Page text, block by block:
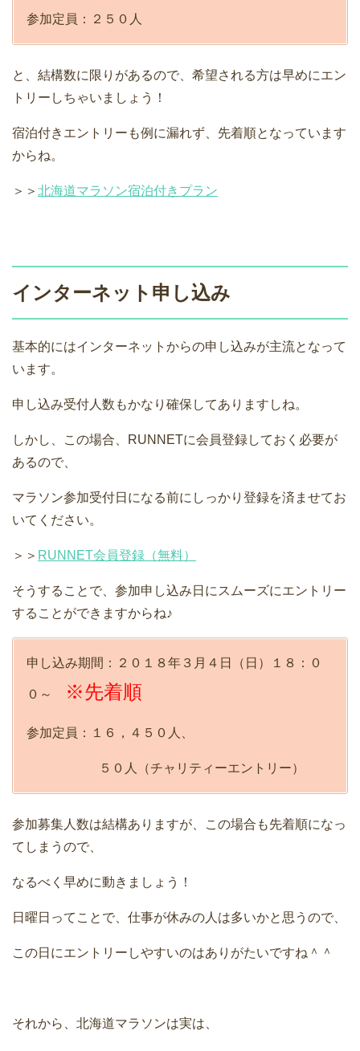
参加定員：２５０人
と、結構数に限りがあるので、希望される方は早めにエン
トリーしちゃいましょう！
宿泊付きエントリーも例に漏れず、先着順となっています
からね。
＞＞ 北海道マラソン宿泊付きプラン
インターネット申し込み
基本的にはインターネットからの申し込みが主流となって
います。
申し込み受付人数もかなり確保してありますしね。
しかし、この場合、RUNNETに会員登録しておく必要が
あるので、
マラソン参加受付日になる前にしっかり登録を済ませてお
いてください。
＞＞ RUNNET会員登録（無料）
そうすることで、参加申し込み日にスムーズにエントリー
することができますからね♪
申し込み期間：２０１８年３月４日（日）１８：０
０～ ※先着順
参加定員：１６，４５０人、
５０人（チャリティーエントリー）
参加募集人数は結構ありますが、この場合も先着順になっ
てしまうので、
なるべく早めに動きましょう！
日曜日ってことで、仕事が休みの人は多いかと思うので、
この日にエントリーしやすいのはありがたいですね＾＾
それから、北海道マラソンは実は、